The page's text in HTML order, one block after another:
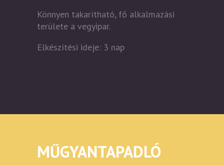
Könnyen takarítható, fő alkalmazási
területe a vegyipar.
Elkészítési ideje: 3 nap
MŰGYANTAPADLÓ